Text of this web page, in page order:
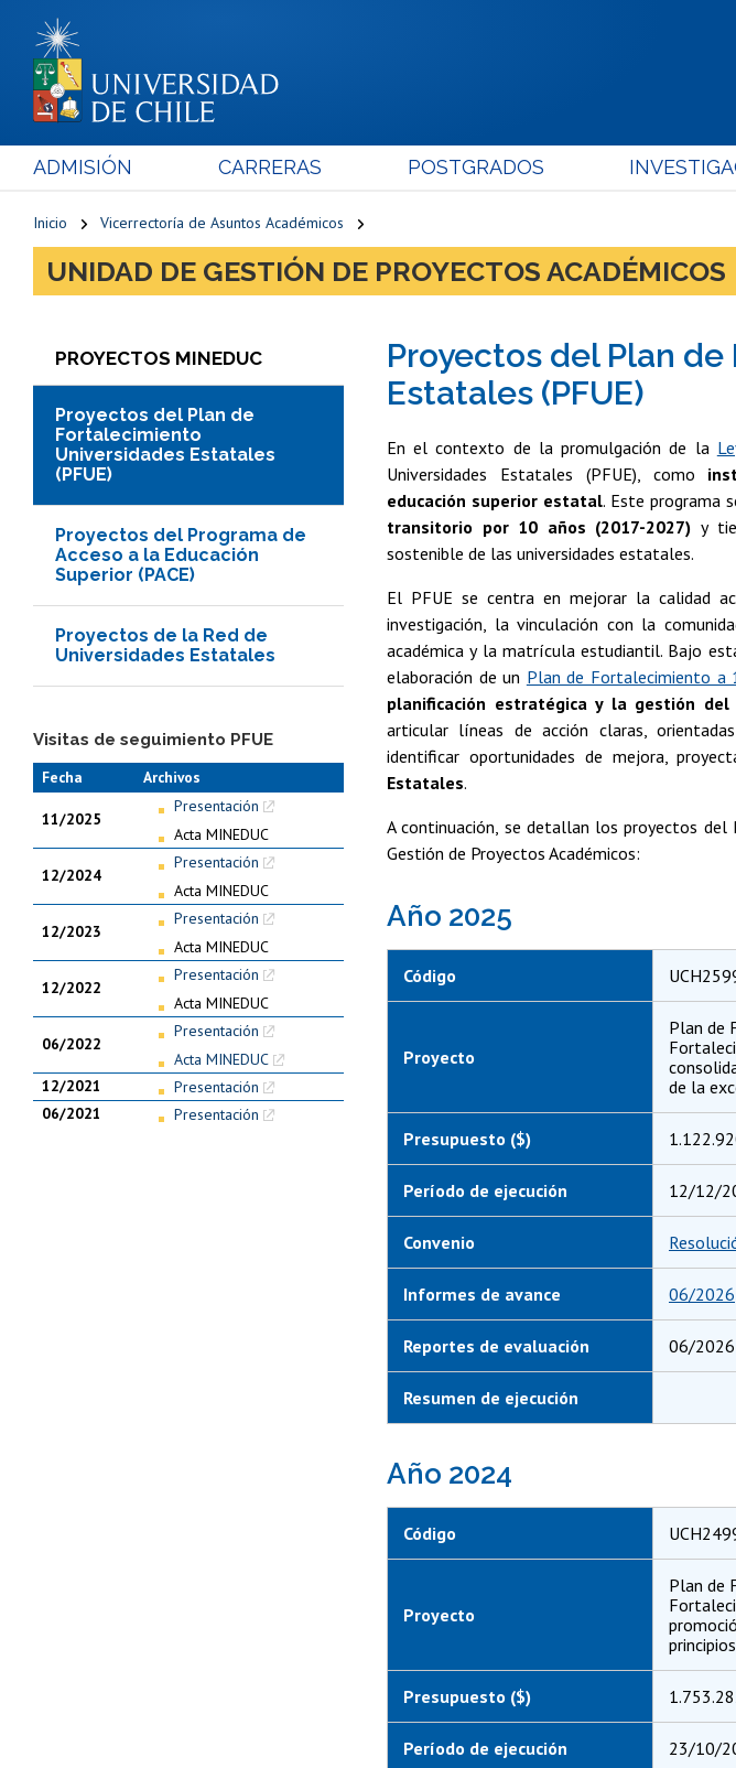
ADMISIÓN CARRERAS POSTGRADOS
Inicio Vicerrectoría de Asuntos Académicos
UNIDAD DE GESTIÓN DE PROYECTOS ACADÉMICOS
PROYECTOS MINEDUC
Proyectos del Plan de
Fortalecimiento
Universidades Estatales
(PFUE)
Proyectos del Programa de
Acceso a la Educación
Superior (PACE)
Proyectos de la Red de
Universidades Estatales
Visitas de seguimiento PFUE
Fecha
Archivos
11/2025
Presentación
Acta MINEDUC
12/2024
Presentación
Acta MINEDUC
12/2023
Presentación
Acta MINEDUC
12/2022
Presentación
Acta MINEDUC
06/2022
Presentación
Acta MINEDUC
12/2021
Presentación
06/2021
Presentación
Proyectos del Plan
Estatales (PFUE)
En el contexto de la promulgación de la
Universidades Estatales (PFUE), como
educación superior estatal. Este programa
transitorio por 10 años (2017-2027) y
sostenible de las universidades estatales.
El PFUE se centra en mejorar la calidad
investigación, la vinculación con la
académica y la matrícula estudiantil. Bajo
elaboración de un Plan de Fortalecimiento a
planificación estratégica y la gestión
articular líneas de acción claras,
identificar oportunidades de mejora,
Estatales.
A continuación, se detallan los proyectos del
Gestión de Proyectos Académicos:
Año 2025
Código
Proyecto
Plan de
de la
Presupuesto ($)
Período de ejecución 12/12/
Convenio
Informes de avance 06/2026
Reportes de evaluación 06/2026
Resumen de ejecución
Año 2024
Código
Proyecto
Plan de
Presupuesto ($)
Período de ejecución 23/10/